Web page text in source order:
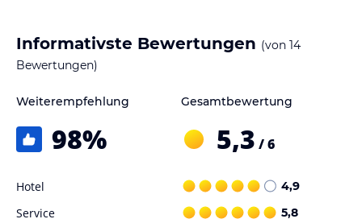
eigenen Badezimmer mit Badewanne und kostenlosen
Pflegeprodukten ausgestattet. Jedes Zimmer verfügt über
gereinigt werden. Schallisolierte Zimmer und eine Heizung sowie
Gastronomie im Hotel
einem kontinentalen Frühstück wählen. Zudem gibt es ein
Restaurant und eine Snackbar, in denen Getränke und kleine
Informativste Bewertungen (von 14
Bewertungen)
Weiterempfehlung
98%
Gesamtbewertung
5,3 / 6
Hotel 4,9
Service 5,8